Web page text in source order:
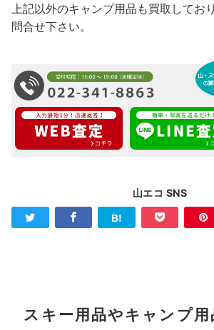
上記以外のキャンプ用品も買取してお
問合せ下さい。
山エコ SNS
スキー用品やキャンプ